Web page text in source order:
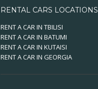
RENTAL CARS LOCATIONS
RENT A CAR IN TBILISI
RENT A CAR IN BATUMI
RENT A CAR IN KUTAISI
RENT A CAR IN GEORGIA